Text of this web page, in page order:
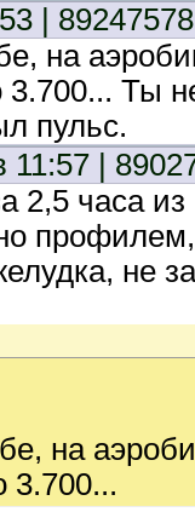
|
на
Ты
пульс.
11:57 |
2,5 часа
не
на
3.700...